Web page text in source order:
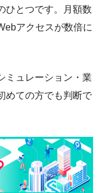
ひとつです。月額数
アクセスが数倍に
ミュレーション・業
めての方でも判断で